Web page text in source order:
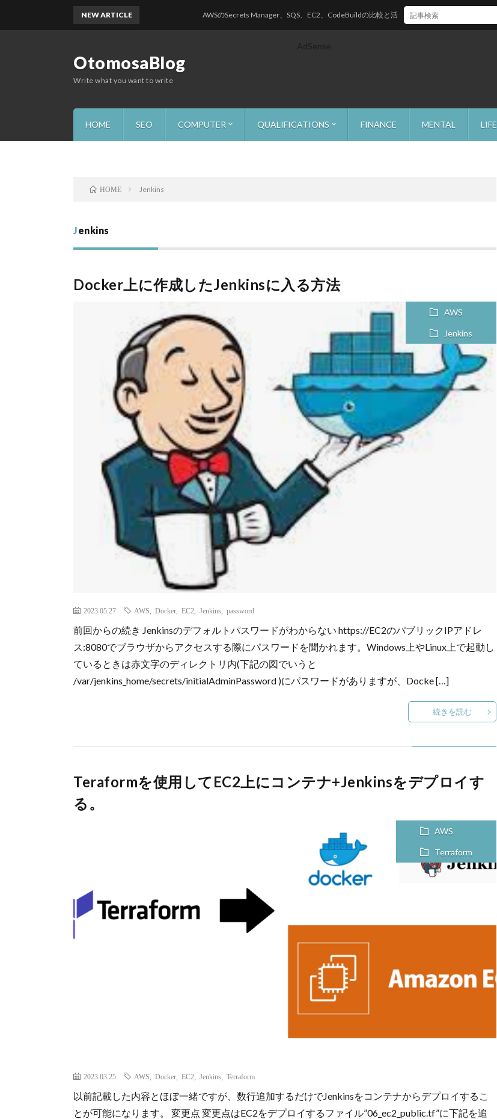
OtomosaBlog
Write what you want to write
AdSense
HOME SEO COMPUTER QUALIFICATIONS FINANCE MENTAL LIFE
NEW ARTICLE AWSのSecrets Manager、SQS、EC2、CodeBuildの比較と活用方法
HOME Jenkins
Jenkins
Docker上に作成したJenkinsに入る方法
AWS
Jenkins
2023.05.27 AWS Docker EC2 Jenkins password
前回からの続き Jenkinsのデフォルトパスワードがわからない https://EC2のパブリックIPアドレ
ス:8080でブラウザからアクセスする際にパスワードを聞かれます。Windows上やLinux上で起動し
ているときは赤文字のディレクトリ内(下記の図でいうと
/var/jenkins_home/secrets/initialAdminPassword )にパスワードがありますが、Docke […]
続きを読む
Teraformを使用してEC2上にコンテナ+Jenkinsをデプロイす
る。
AWS
Terraform
2023.03.25 AWS Docker EC2 Jenkins Terraform
以前記載した内容とほぼ一緒ですが、数行追加するだけでJenkinsをコンテナからデプロイするこ
とが可能になります。 変更点 変更点はEC2をデプロイするファイル”06_ec2_public.tf”に下記を追